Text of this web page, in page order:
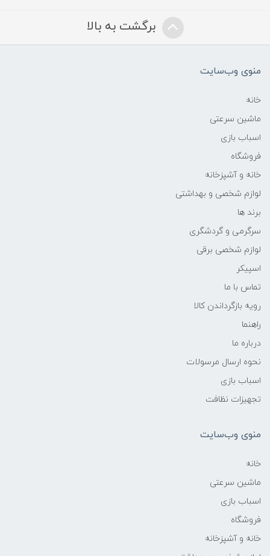
برگشت به بالا
منوی وب‌سایت
خانه
ماشین سرعتی
اسباب بازی
فروشگاه
خانه و آشپزخانه
لوازم شخصی و بهداشتی
برند ها
سرگرمی و گردشگری
لوازم شخصی برقی
اسپیکر
تماس با ما
رویه بازگرداندن کالا
راهنما
درباره ما
نحوه ارسال مرسولات
اسباب بازی
تجهیزات نظافت
منوی وب‌سایت
خانه
ماشین سرعتی
اسباب بازی
فروشگاه
خانه و آشپزخانه